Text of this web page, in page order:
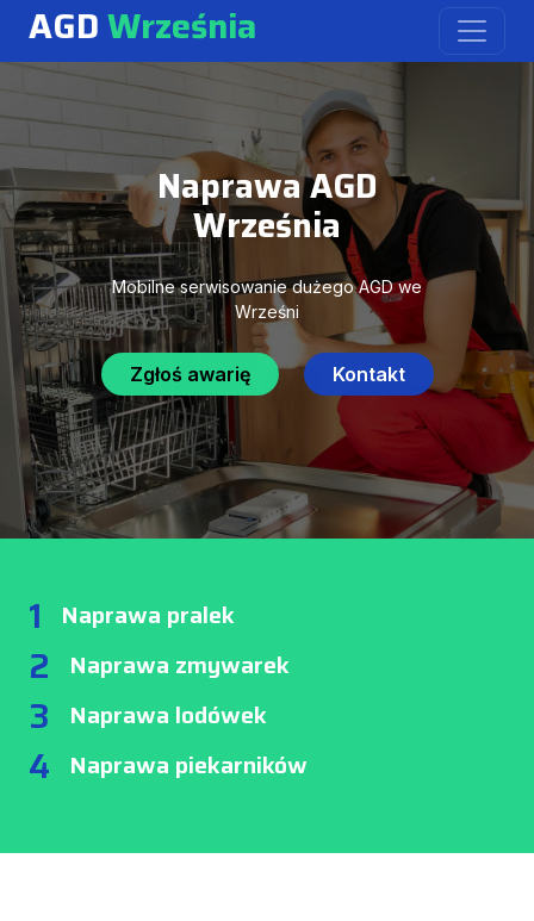
AGDWrześnia
Naprawa AGD
Września
Mobilne serwisowanie dużego AGD we
Wrześni
Zgłoś awarię Kontakt
1 Naprawa pralek
2 Naprawa zmywarek
3 Naprawa lodówek
4 Naprawa piekarników